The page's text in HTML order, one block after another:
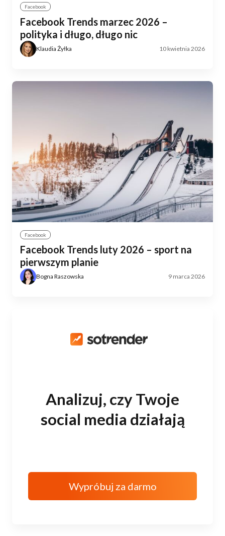
Facebook
Facebook Trends marzec 2026 –
polityka i długo, długo nic
Klaudia Żyłka 10 kwietnia 2026
Facebook
Facebook Trends luty 2026 – sport na
pierwszym planie
Bogna Raszowska 9 marca 2026
Analizuj, czy Twoje
social media działają
Wypróbuj za darmo